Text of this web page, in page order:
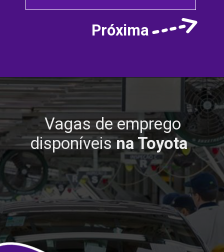
Próxima
Vagas de emprego
disponíveisna Toyota